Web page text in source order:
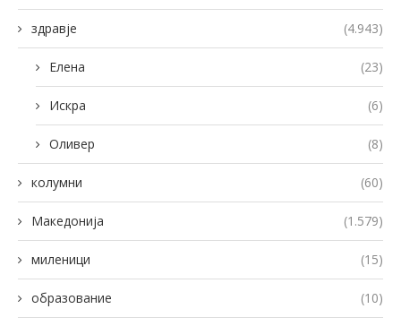
здравје (4.943)
Елена (23)
Искра (6)
Оливер (8)
колумни (60)
Македонија (1.579)
миленици (15)
образование (10)